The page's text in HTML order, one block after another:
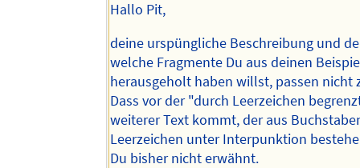
Hallo Pit,
deine urspüngliche Beschreibung und
welche Fragmente Du aus deinen
herausgeholt haben willst, passen nicht
Dass vor der "durch Leerzeichen
weiterer Text kommt, der aus
Leerzeichen unter Interpunktion
Du bisher nicht erwähnt.